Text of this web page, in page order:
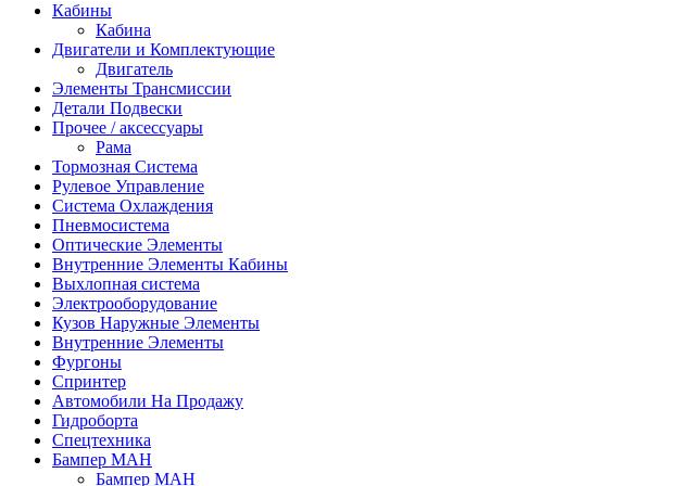
Кабины
Кабина
Двигатели и Комплектующие
Двигатель
Элементы Трансмиссии
Детали Подвески
Прочее / аксессуары
Рама
Тормозная Система
Рулевое Управление
Система Охлаждения
Пневмосистема
Оптические Элементы
Внутренние Элементы Кабины
Выхлопная система
Электрооборудование
Кузов Наружные Элементы
Внутренние Элементы
Фургоны
Спринтер
Автомобили На Продажу
Гидроборта
Спецтехника
Бампер МАН
Бампер МАН